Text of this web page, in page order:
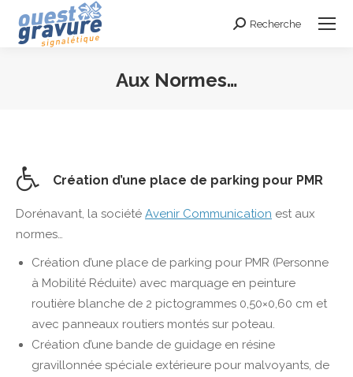
Search:
Recherche
Aux Normes…
Création d’une place de parking pour PMR
Dorénavant, la société Avenir Communication est aux
normes…
Création d’une place de parking pour PMR (Personne
à Mobilité Réduite) avec marquage en peinture
routière blanche de 2 pictogrammes 0,50×0,60 cm et
avec panneaux routiers montés sur poteau.
Création d’une bande de guidage en résine
gravillonnée spéciale extérieure pour malvoyants, de